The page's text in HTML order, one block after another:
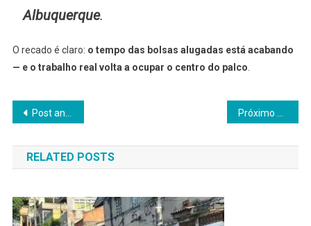
Albuquerque.
O recado é claro: o tempo das bolsas alugadas está acabando
— e o trabalho real volta a ocupar o centro do palco.
Navegação
de
Post
Post anterior Próximo post
RELATED POSTS